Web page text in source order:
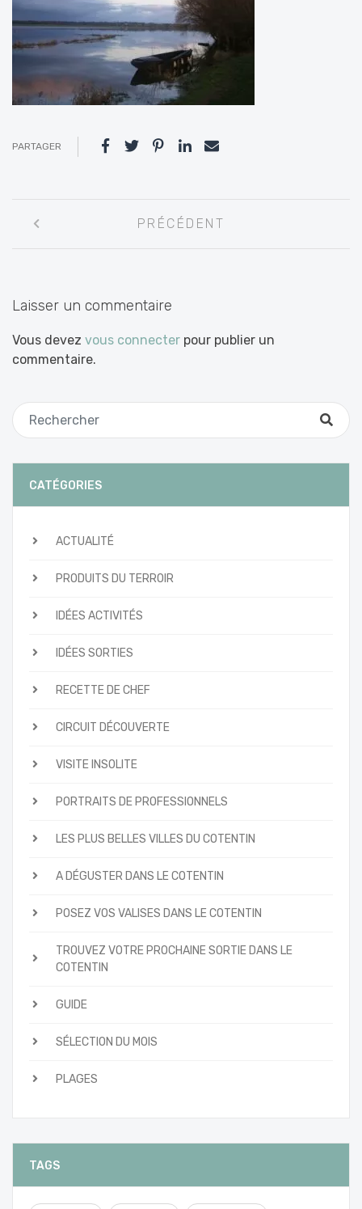
PARTAGER
entre
PRÉCÉDENT
Laisser un commentaire
Vous devez vous connecter pour publier un
commentaire.
CATÉGORIES
ACTUALITÉ
PRODUITS DU TERROIR
IDÉES ACTIVITÉS
IDÉES SORTIES
RECETTE DE CHEF
CIRCUIT DÉCOUVERTE
VISITE INSOLITE
PORTRAITS DE PROFESSIONNELS
LES PLUS BELLES VILLES DU COTENTIN
A DÉGUSTER DANS LE COTENTIN
POSEZ VOS VALISES DANS LE COTENTIN
TROUVEZ VOTRE PROCHAINE SORTIE DANS LE
COTENTIN
GUIDE
SÉLECTION DU MOIS
PLAGES
TAGS